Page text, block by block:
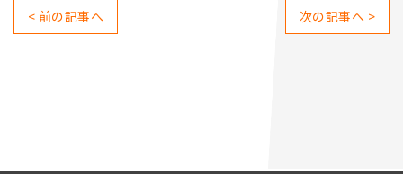
< 前の記事へ 次の記事へ >